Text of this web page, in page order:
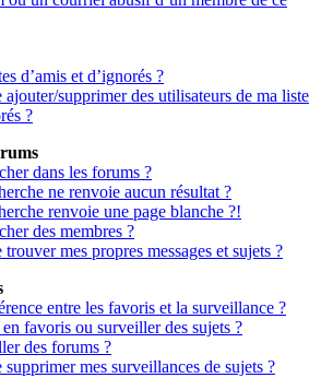
d’amis et d’ignorés ?
supprimer des utilisateurs de ma liste
?
dans les forums ?
ne renvoie aucun résultat ?
renvoie une page blanche ?!
des membres ?
mes propres messages et sujets ?
entre les favoris et la surveillance ?
favoris ou surveiller des sujets ?
des forums ?
mes surveillances de sujets ?